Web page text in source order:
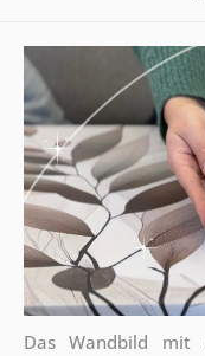
Das Wandbild mit